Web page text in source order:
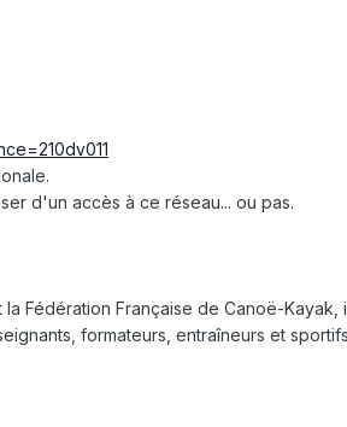
d'un accès à ce réseau... ou pas.
Fédération Française de Canoë-Kayak,
formateurs, entraîneurs et